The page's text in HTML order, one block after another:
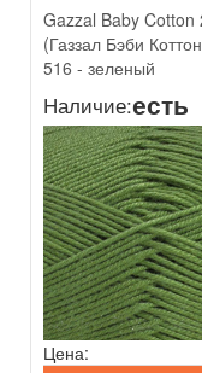
Gazzal Baby Cotton
(Газзал Бэби
516 - зеленый
Наличие:есть
Цена: